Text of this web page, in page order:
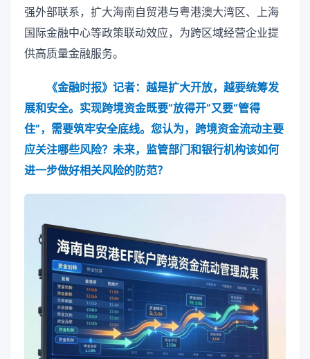
强外部联系，扩大海南自贸港与粤港澳大湾区、上海
国际金融中心等政策联动效应，为跨区域经营企业提
供高质量金融服务。
《金融时报》记者：越是扩大开放，越要统筹发
展和安全。实现跨境资金既要“放得开”又要“管得
住”，需要筑牢安全底线。您认为，跨境资金流动主要
应关注哪些风险？未来，监管部门和银行机构该如何
进一步做好相关风险的防范？